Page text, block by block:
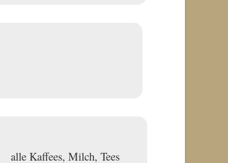
alle Kaffees, Milch, Tees